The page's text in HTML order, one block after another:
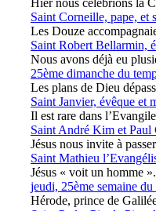
Hier nous célébrions la
Saint Corneille, pape, et
Les Douze
Saint Robert Bellarmin,
Nous avons déjà eu
25ème dimanche du
Les plans de Dieu
Saint Janvier, évêque et
Il est rare dans
Saint André Kim et Paul
Jésus nous invite à
Saint Mathieu
Jésus « voit un homme
jeudi, 25ème semaine
Hérode, prince de